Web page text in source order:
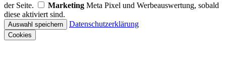
der Seite.
Marketing Meta Pixel und Werbeauswertung, sobald
diese aktiviert sind.
Auswahl speichern Datenschutzerklärung
Cookies